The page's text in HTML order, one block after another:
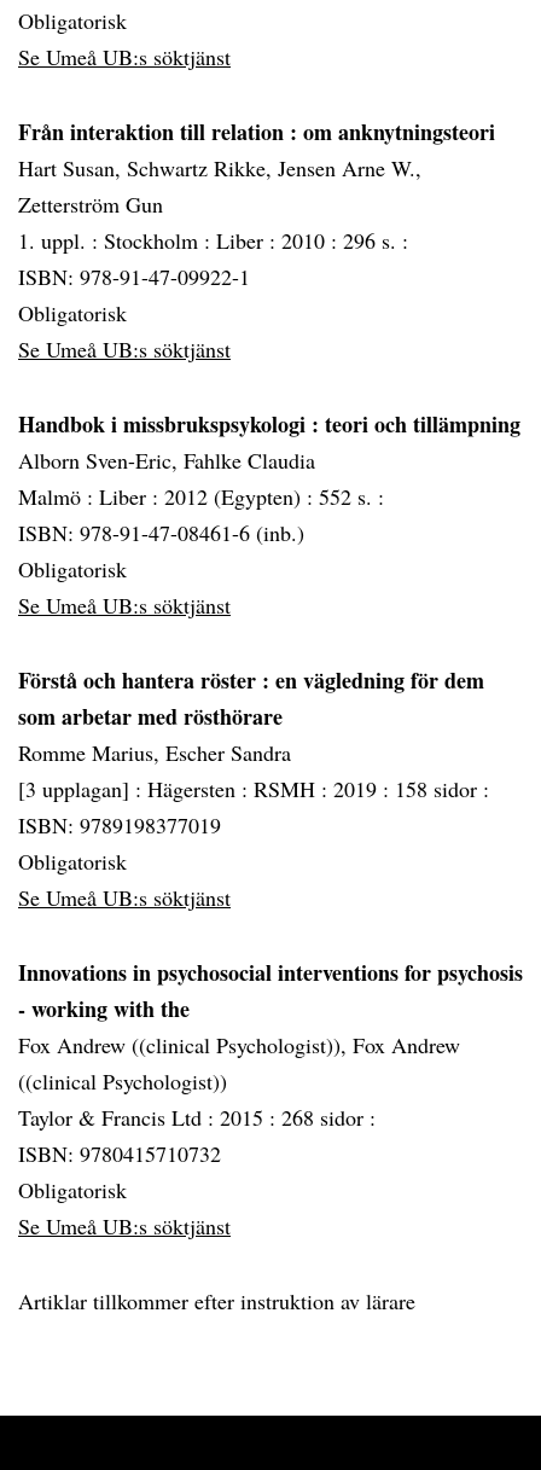
Obligatorisk
Se Umeå UB:s söktjänst
Från interaktion till relation : om anknytningsteori
Hart Susan, Schwartz Rikke, Jensen Arne W.,
Zetterström Gun
1. uppl. : Stockholm : Liber : 2010 : 296 s. :
ISBN: 978-91-47-09922-1
Obligatorisk
Se Umeå UB:s söktjänst
Handbok i missbrukspsykologi : teori och tillämpning
Alborn Sven-Eric, Fahlke Claudia
Malmö : Liber : 2012 (Egypten) : 552 s. :
ISBN: 978-91-47-08461-6 (inb.)
Obligatorisk
Se Umeå UB:s söktjänst
Förstå och hantera röster : en vägledning för dem
som arbetar med rösthörare
Romme Marius, Escher Sandra
[3 upplagan] : Hägersten : RSMH : 2019 : 158 sidor :
ISBN: 9789198377019
Obligatorisk
Se Umeå UB:s söktjänst
Innovations in psychosocial interventions for psychosis
- working with the
Fox Andrew ((clinical Psychologist)), Fox Andrew
((clinical Psychologist))
Taylor & Francis Ltd : 2015 : 268 sidor :
ISBN: 9780415710732
Obligatorisk
Se Umeå UB:s söktjänst
Artiklar tillkommer efter instruktion av lärare